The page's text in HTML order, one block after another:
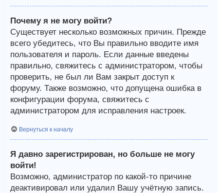
Почему я не могу войти?
Существует несколько возможных причин. Прежде
всего убедитесь, что Вы правильно вводите имя
пользователя и пароль. Если данные введены
правильно, свяжитесь с администратором, чтобы
проверить, не был ли Вам закрыт доступ к
форуму. Также возможно, что допущена ошибка в
конфигурации форума, свяжитесь с
администратором для исправления настроек.
Вернуться к началу
Я давно зарегистрирован, но больше не могу
войти!
Возможно, администратор по какой-то причине
деактивировал или удалил Вашу учётную запись.